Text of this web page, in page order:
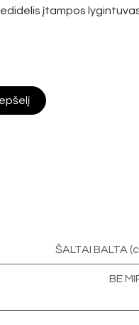
įtampos
ŠALTAI BALTA
BE